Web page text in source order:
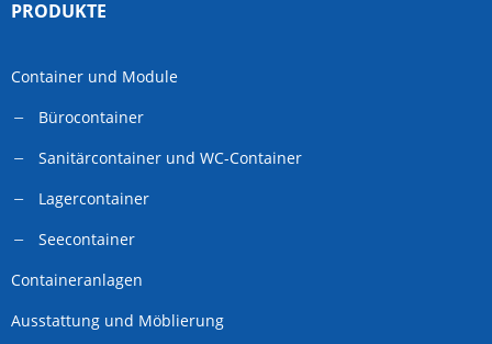
PRODUKTE
Container und Module
Bürocontainer
Sanitärcontainer und WC-Container
Lagercontainer
Seecontainer
Containeranlagen
Ausstattung und Möblierung